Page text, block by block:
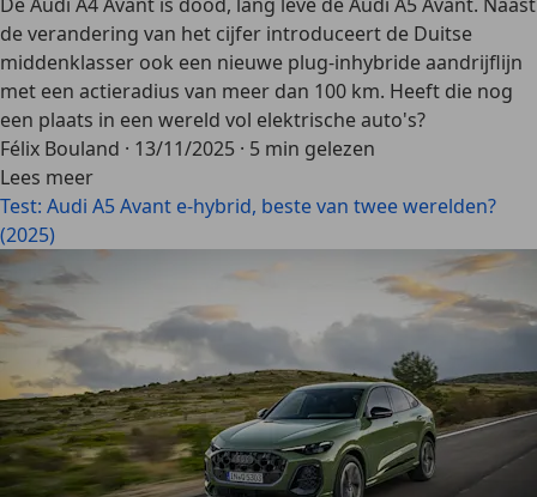
de verandering van het cijfer introduceert de Duitse
middenklasser ook een nieuwe plug-inhybride aandrijflijn
met een actieradius van meer dan 100 km. Heeft die nog
een plaats in een wereld vol elektrische auto's?
Félix Bouland · 13/11/2025 · 5 min gelezen
Lees meer
Test: Audi A5 Avant e-hybrid, beste van twee werelden?
(2025)